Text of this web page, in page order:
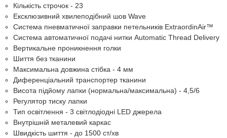
Кількість строчок - 23
Ексклюзивний хвилеподібний шов Wave
Система пневматичної заправки петельників ExtraordinAir™
Система автоматичної подачі нитки Automatic Thread Delivery
Вертикальне проникнення голки
Шиття без тканини
Максимальна довжина стібка - 4 мм
Диференціальний транспортер тканини
Висота підйому лапки (нормальна/максимальна) - 4,5/6
Регулятор тиску лапки
Тип освітлення - 3 світлодіодні LED джерела
Внутрішній металевий каркас
Швидкість шиття - до 1500 ст/хв